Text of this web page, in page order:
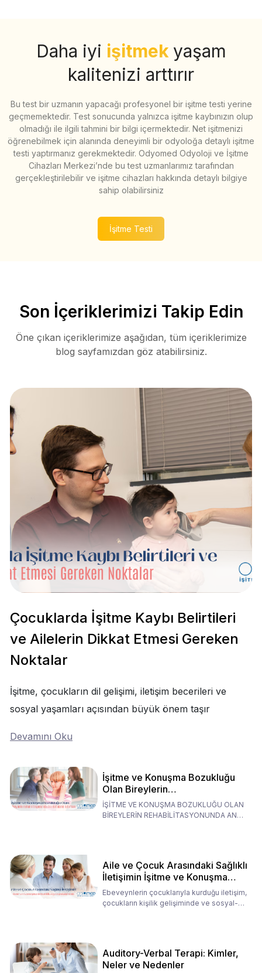
Daha iyi işitmek yaşam
kalitenizi arttırır
Bu test bir uzmanın yapacağı profesyonel bir işitme testi yerine
geçmemektedir. Test sonucunda yalnızca işitme kaybınızın olup
olmadığı ile ilgili tahmini bir bilgi içermektedir. Net işitmenizi
öğrenebilmek için alanında deneyimli bir odyoloğa detaylı işitme
testi yaptırmanız gerekmektedir. Odyomed Odyoloji ve İşitme
Cihazları Merkezi’nde bu test uzmanlarımız tarafından
gerçekleştirilebilir ve işitme cihazları hakkında detaylı bilgiye
sahip olabilirsiniz
İşitme Testi
Son İçeriklerimizi Takip Edin
Öne çıkan içeriklerimize aşağıdan, tüm içeriklerimize
blog sayfamızdan göz atabilirsiniz.
Çocuklarda İşitme Kaybı Belirtileri
ve Ailelerin Dikkat Etmesi Gereken
Noktalar
İşitme, çocukların dil gelişimi, iletişim becerileri ve
sosyal yaşamları açısından büyük önem taşır
Devamını Oku
İşitme ve Konuşma Bozukluğu
Olan Bireylerin
Rehabilitasyonunda Ana
Babaların Tutumları
İŞİTME VE KONUŞMA BOZUKLUĞU OLAN
BİREYLERİN REHABİLİTASYONUNDA ANA
Aile ve Çocuk Arasındaki Sağlıklı
İletişimin İşitme ve Konuşma
Rehabilitasyonundaki Rolü
Ebeveynlerin çocuklarıyla kurduğu iletişim,
çocukların kişilik gelişiminde ve sosyal-
Auditory-Verbal Terapi: Kimler,
Neler ve Nedenler